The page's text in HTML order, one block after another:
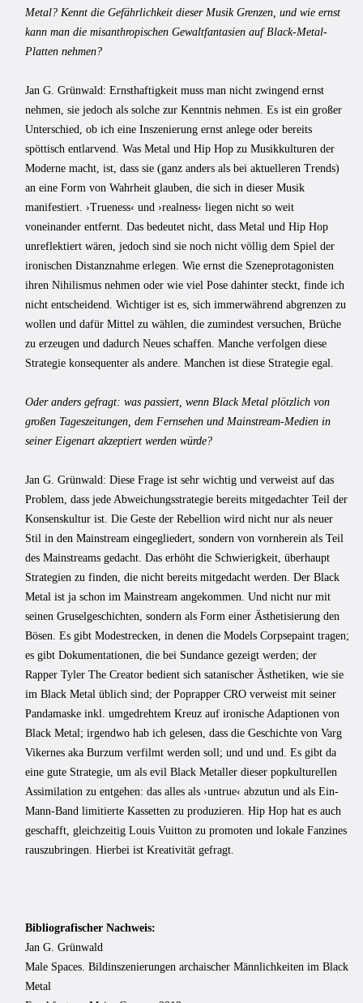
Metal? Kennt die Gefährlichkeit dieser Musik Grenzen, und wie ernst
kann man die misanthropischen Gewaltfantasien auf Black-Metal-
Platten nehmen?
Jan G. Grünwald: Ernsthaftigkeit muss man nicht zwingend ernst
nehmen, sie jedoch als solche zur Kenntnis nehmen. Es ist ein großer
Unterschied, ob ich eine Inszenierung ernst anlege oder bereits
spöttisch entlarvend. Was Metal und Hip Hop zu Musikkulturen der
Moderne macht, ist, dass sie (ganz anders als bei aktuelleren Trends)
an eine Form von Wahrheit glauben, die sich in dieser Musik
manifestiert. ›Trueness‹ und ›realness‹ liegen nicht so weit
voneinander entfernt. Das bedeutet nicht, dass Metal und Hip Hop
unreflektiert wären, jedoch sind sie noch nicht völlig dem Spiel der
ironischen Distanznahme erlegen. Wie ernst die Szeneprotagonisten
ihren Nihilismus nehmen oder wie viel Pose dahinter steckt, finde ich
nicht entscheidend. Wichtiger ist es, sich immerwährend abgrenzen zu
wollen und dafür Mittel zu wählen, die zumindest versuchen, Brüche
zu erzeugen und dadurch Neues schaffen. Manche verfolgen diese
Strategie konsequenter als andere. Manchen ist diese Strategie egal.
Oder anders gefragt: was passiert, wenn Black Metal plötzlich von
großen Tageszeitungen, dem Fernsehen und Mainstream-Medien in
seiner Eigenart akzeptiert werden würde?
Jan G. Grünwald: Diese Frage ist sehr wichtig und verweist auf das
Problem, dass jede Abweichungsstrategie bereits mitgedachter Teil der
Konsenskultur ist. Die Geste der Rebellion wird nicht nur als neuer
Stil in den Mainstream eingegliedert, sondern von vornherein als Teil
des Mainstreams gedacht. Das erhöht die Schwierigkeit, überhaupt
Strategien zu finden, die nicht bereits mitgedacht werden. Der Black
Metal ist ja schon im Mainstream angekommen. Und nicht nur mit
seinen Gruselgeschichten, sondern als Form einer Ästhetisierung den
Bösen. Es gibt Modestrecken, in denen die Models Corpsepaint tragen;
es gibt Dokumentationen, die bei Sundance gezeigt werden; der
Rapper Tyler The Creator bedient sich satanischer Ästhetiken, wie sie
im Black Metal üblich sind; der Poprapper CRO verweist mit seiner
Pandamaske inkl. umgedrehtem Kreuz auf ironische Adaptionen von
Black Metal; irgendwo hab ich gelesen, dass die Geschichte von Varg
Vikernes aka Burzum verfilmt werden soll; und und und. Es gibt da
eine gute Strategie, um als evil Black Metaller dieser popkulturellen
Assimilation zu entgehen: das alles als ›untrue‹ abzutun und als Ein-
Mann-Band limitierte Kassetten zu produzieren. Hip Hop hat es auch
geschafft, gleichzeitig Louis Vuitton zu promoten und lokale Fanzines
rauszubringen. Hierbei ist Kreativität gefragt.
Bibliografischer Nachweis:
Jan G. Grünwald
Male Spaces. Bildinszenierungen archaischer Männlichkeiten im Black
Metal